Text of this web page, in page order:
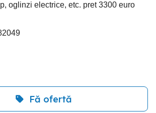
oglinzi electrice, etc. pret 3300 euro
Fă ofertă